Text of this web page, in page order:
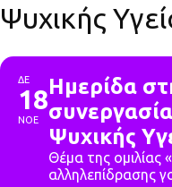
Ψυχικής
ΔΕ
18
ΝΟΕ
Ημερίδα
Ψυχικής
Θέμα της ομιλίας
αλληλεπίδρασης